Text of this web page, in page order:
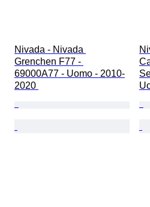
Nivada - Nivada
Grenchen F77 -
69000A77 - Uomo - 2010-
2020